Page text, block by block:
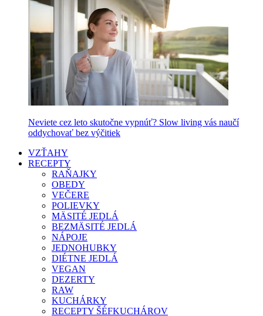
Neviete cez leto skutočne vypnúť? Slow living vás naučí
oddychovať bez výčitiek
VZŤAHY
RECEPTY
RAŇAJKY
OBEDY
VEČERE
POLIEVKY
MÄSITÉ JEDLÁ
BEZMÄSITÉ JEDLÁ
NÁPOJE
JEDNOHUBKY
DIÉTNE JEDLÁ
VEGAN
DEZERTY
RAW
KUCHÁRKY
RECEPTY ŠÉFKUCHÁROV